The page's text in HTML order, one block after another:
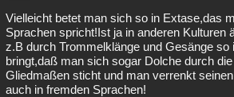
Vielleicht betet man sich so in Extase,das
Sprachen spricht!Ist ja in anderen Kulturen
z.B durch Trommelklänge und Gesänge so
bringt,daß man sich sogar Dolche durch
Gliedmaßen sticht und man verrenkt
auch in fremden Sprachen!